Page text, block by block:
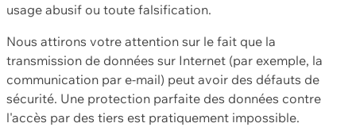
usage abusif ou toute falsification.
Nous attirons votre attention sur le fait que la
transmission de données sur Internet (par exemple, la
communication par e-mail) peut avoir des défauts de
sécurité. Une protection parfaite des données contre
l'accès par des tiers est pratiquement impossible.